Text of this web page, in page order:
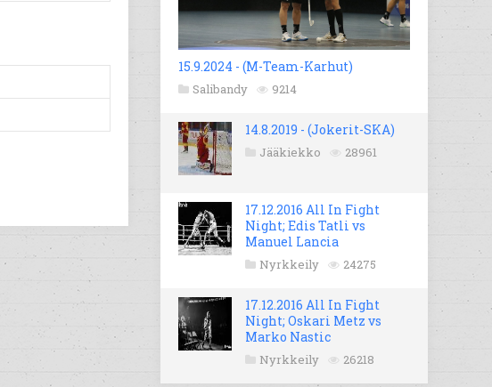
15.9.2024 - (M-Team-Karhut)
Salibandy 9214
14.8.2019 - (Jokerit-SKA)
Jääkiekko 28961
17.12.2016 All In Fight
Night; Edis Tatli vs
Manuel Lancia
Nyrkkeily 24275
17.12.2016 All In Fight
Night; Oskari Metz vs
Marko Nastic
Nyrkkeily 26218